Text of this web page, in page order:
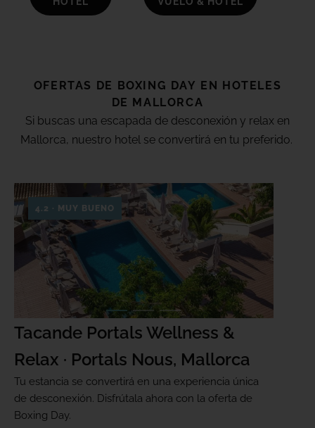
OFERTAS DE BOXING DAY EN HOTELES
DE MALLORCA
Si buscas una escapada de desconexión y relax en
Mallorca, nuestro hotel se convertirá en tu preferido.
4.2 · MUY BUENO
Tacande Portals Wellness &
Relax · Portals Nous, Mallorca
Tu estancia se convertirá en una experiencia única
de desconexión. Disfrútala ahora con la oferta de
Boxing Day.